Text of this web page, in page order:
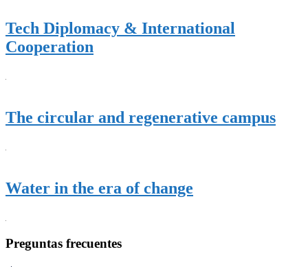
Tech Diplomacy & International
Cooperation
The circular and regenerative campus
Water in the era of change
Preguntas frecuentes